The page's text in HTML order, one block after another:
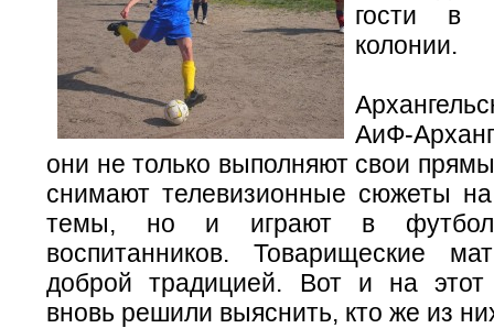
гости в
колонии.
АиФ-
они не только выполняют свои
снимают телевизионные сюжеты
темы, но и играют в
воспитанников. Товарищеские
доброй традицией. Вот и на этот
вновь решили выяснить, кто же из